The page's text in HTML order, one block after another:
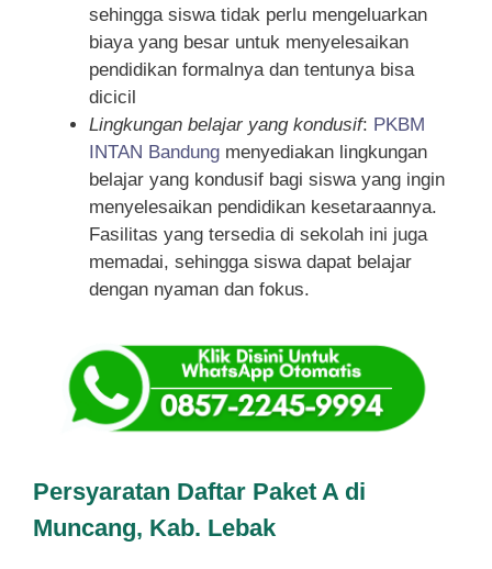
sehingga siswa tidak perlu mengeluarkan
biaya yang besar untuk menyelesaikan
pendidikan formalnya dan tentunya bisa
dicicil
Lingkungan belajar yang kondusif: PKBM
INTAN Bandung menyediakan lingkungan
belajar yang kondusif bagi siswa yang ingin
menyelesaikan pendidikan kesetaraannya.
Fasilitas yang tersedia di sekolah ini juga
memadai, sehingga siswa dapat belajar
dengan nyaman dan fokus.
Persyaratan Daftar Paket A di
Muncang, Kab. Lebak